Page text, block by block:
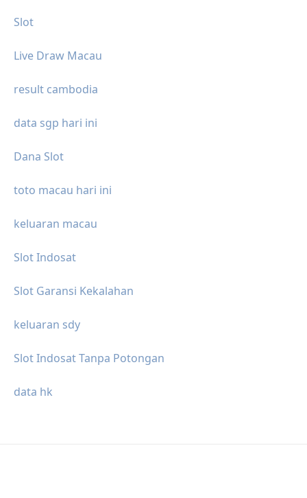
Slot
Live Draw Macau
result cambodia
data sgp hari ini
Dana Slot
toto macau hari ini
keluaran macau
Slot Indosat
Slot Garansi Kekalahan
keluaran sdy
Slot Indosat Tanpa Potongan
data hk